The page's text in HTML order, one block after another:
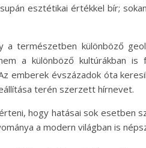
esztétikai értékkel bír;
természetben különböző
a különböző
emberek évszázadok óta
terén szerzett hírnevet.
hogy hatásai sok esetben
a modern világban is